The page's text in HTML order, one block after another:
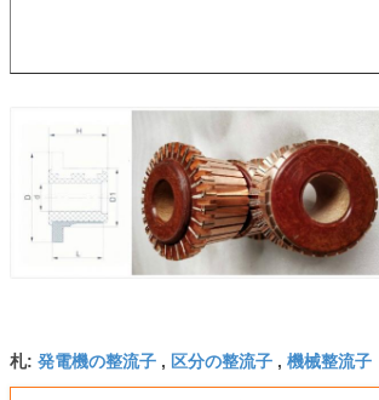
札: 発電機の整流子 , 区分の整流子 , 機械整流子